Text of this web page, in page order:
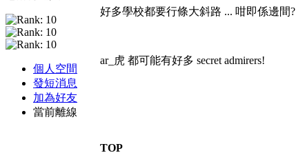
個人空間
發短消息
加為好友
當前離線
好多學校都要行條大斜路 ... 咁即係邊間?
ar_虎 都可能有好多 secret admirers!
TOP